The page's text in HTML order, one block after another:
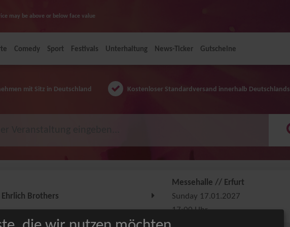
may be above or below face value
Comedy Sport Festivals Unterhaltung News-Ticker Gutscheine
mit Sitz in Deutschland Kostenloser Standardversand innerhalb Deutschlands
Ehrlich Brothers
Messehalle // Erfurt
Sunday 17.01.2027
17:00 Uhr